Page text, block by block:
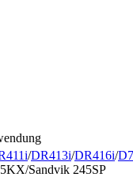
/DR413i/DR416i/
Sandvik 245SP